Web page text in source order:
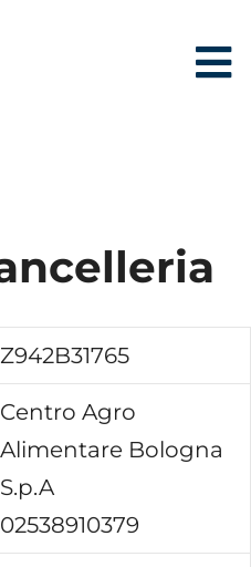
Z942B31765
Centro Agro
Alimentare Bologna
S.p.A
02538910379